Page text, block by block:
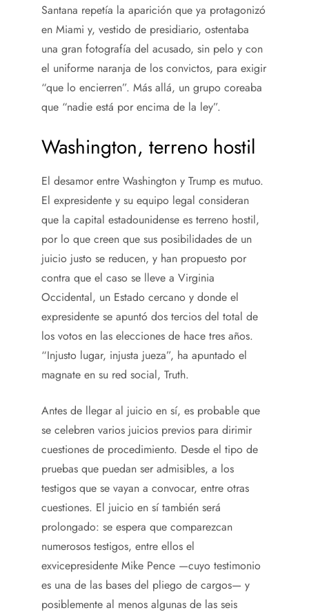
Santana repetía la aparición que ya protagonizó
en Miami y, vestido de presidiario, ostentaba
una gran fotografía del acusado, sin pelo y con
el uniforme naranja de los convictos, para exigir
“que lo encierren”. Más allá, un grupo coreaba
que “nadie está por encima de la ley”.
Washington, terreno hostil
El desamor entre Washington y Trump es mutuo.
El expresidente y su equipo legal consideran
que la capital estadounidense es terreno hostil,
por lo que creen que sus posibilidades de un
juicio justo se reducen, y han propuesto por
contra que el caso se lleve a Virginia
Occidental, un Estado cercano y donde el
expresidente se apuntó dos tercios del total de
los votos en las elecciones de hace tres años.
“Injusto lugar, injusta jueza”, ha apuntado el
magnate en su red social, Truth.
Antes de llegar al juicio en sí, es probable que
se celebren varios juicios previos para dirimir
cuestiones de procedimiento. Desde el tipo de
pruebas que puedan ser admisibles, a los
testigos que se vayan a convocar, entre otras
cuestiones. El juicio en sí también será
prolongado: se espera que comparezcan
numerosos testigos, entre ellos el
exvicepresidente Mike Pence —cuyo testimonio
es una de las bases del pliego de cargos— y
posiblemente al menos algunas de las seis